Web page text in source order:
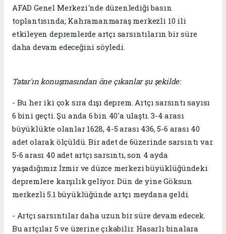
AFAD Genel Merkezi'nde düzenlediği basın
toplantısında; Kahramanmaraş merkezli 10 ili
etkileyen depremlerde artçı sarsıntıların bir süre
daha devam edeceğini söyledi.
Tatar'ın konuşmasından öne çıkanlar şu şekilde:
- Bu her iki çok sıra dışı deprem. Artçı sarsıntı sayısı
6 bini geçti. Şu anda 6 bin 40'a ulaştı. 3-4 arası
büyüklükte olanlar 1628, 4-5 arası 436, 5-6 arası 40
adet olarak ölçüldü. Bir adet de 6üzerinde sarsıntı var.
5-6 arası 40 adet artçı sarsıntı, son 4 ayda
yaşadığımız İzmir ve düzce merkezi büyüklüğündeki
depremlere karşılık geliyor. Dün de yine Göksun
merkezli 5.1 büyüklüğünde artçı meydana geldi.
- Artçı sarsıntılar daha uzun bir süre devam edecek.
Bu artçılar 5 ve üzerine çıkabilir. Hasarlı binalara